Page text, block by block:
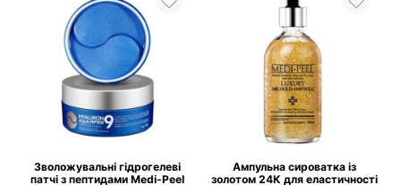
Зволожувальні гідрогелеві
патчі з пептидами Medi-Peel
Ампульна сироватка із
золотом 24К для еластичності